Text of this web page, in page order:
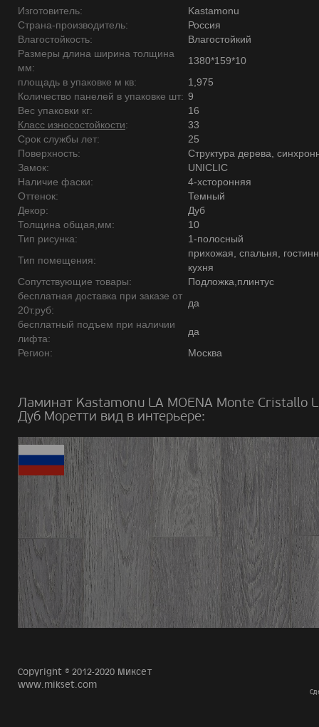
Изготовитель:
Kastamonu
Страна-производитель:
Россия
Влагостойкость:
Влагостойкий
Размеры длина ширина толщина
мм:
1380*159*10
площадь в упаковке м кв:
1,975
Количество панелей в упаковке шт: 9
Вес упаковки кг:
16
Класс износостойкости:
33
Срок службы лет:
25
Поверхность:
Структура дерева,
Замок:
UNICLIC
Наличие фаски:
4-хсторонняя
Оттенок:
Темный
Декор:
Дуб
Толщина общая,мм:
10
Тип рисунка:
1-полосный
Тип помещения:
прихожая, спальня,
кухня
Сопутствующие товары:
Подложка,плинтус
бесплатная доставка при заказе от
20т.руб:
да
бесплатный подъем при наличии
лифта:
да
Регион:
Москва
Ламинат Kastamonu LA MOENA Monte Cristallo
Дуб Моретти вид в интерьере:
Copyright © 2012-2020 Миксет
www.mikset.com